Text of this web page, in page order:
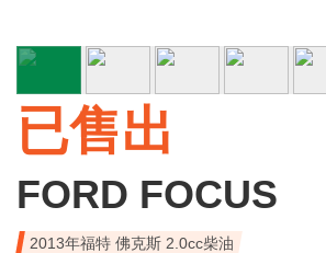
已售出
FORD FOCUS
2013年福特 佛克斯 2.0cc柴油